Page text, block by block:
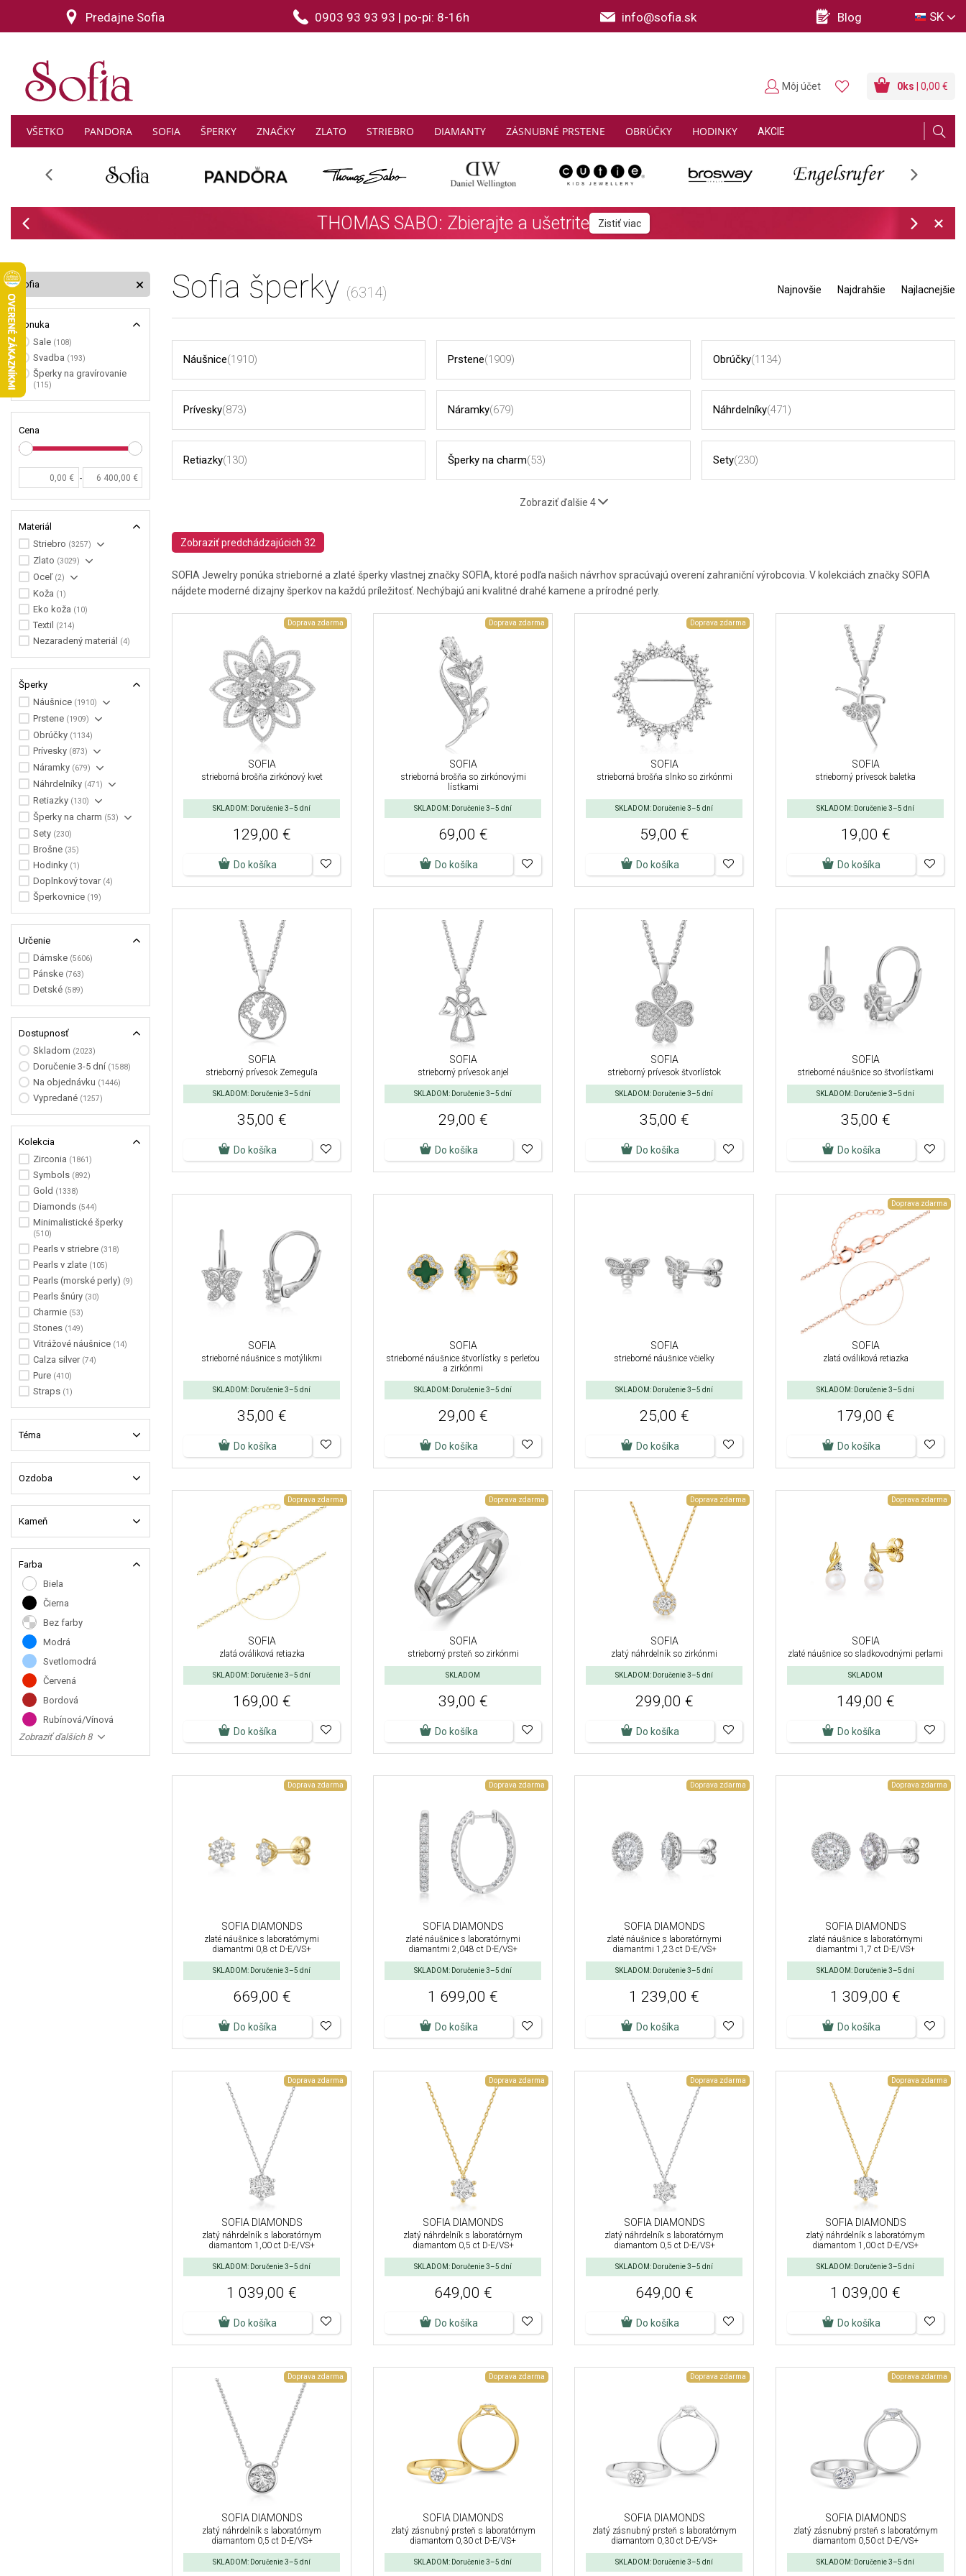
Predajne Sofia 0903 93 93 93 | po-pi: 8-16h info@sofia.sk Blog SK
VŠETKO PANDORA SOFIA ŠPERKY ZNAČKY ZLATO STRIEBRO DIAMANTY ZÁSNUBNÉ PRSTENE OBRÚČKY HODINKY AKCIE
0ks | 0,00 €
Môj účet
-30% na 2 a viac SOFIA náramkov z polodrahokamov
Sofia
Ponuka
Sale (108)
Svadba (193)
Šperky na gravírovanie
(115)
Cena
-
Materiál
Striebro (3257)
Zlato (3029)
Oceľ (2)
Koža (1)
Eko koža (10)
Textil (214)
Nezaradený materiál (4)
Šperky
Náušnice (1910)
Prstene (1909)
Obrúčky (1134)
Prívesky (873)
Náramky (679)
Náhrdelníky (471)
Retiazky (130)
Šperky na charm (53)
Sety (230)
Brošne (35)
Hodinky (1)
Doplnkový tovar(4)
Šperkovnice (19)
Určenie
Dámske (5606)
Pánske (763)
Detské (589)
Dostupnosť
Skladom (2023)
Doručenie 3-5 dní (1588)
Na objednávku (1446)
Vypredané (1257)
Kolekcia
Zirconia (1861)
Symbols (892)
Gold (1338)
Diamonds (544)
Minimalistické šperky
(510)
Pearls v striebre (318)
Pearls v zlate (105)
Pearls (morské perly) (9)
Pearls šnúry (30)
Charmie (53)
Stones (149)
Vitrážové náušnice (14)
Calza silver(74)
Pure (410)
Straps (1)
Téma
Ozdoba
Kameň
Farba
Biela
Čierna
Bez farby
Modrá
Svetlomodrá
Červená
Bordová
Rubínová/Vínová
Zobraziť ďalších 8
Sofia šperky (6314) Najnovšie Najdrahšie Najlacnejšie
Náušnice(1910) Prstene(1909) Obrúčky(1134)
Prívesky(873) Náramky(679) Náhrdelníky(471)
Retiazky(130) Šperky na charm(53) Sety(230)
Zobraziť ďalšie 4
Zobraziť predchádzajúcich 32
SOFIA Jewelry ponúka strieborné a zlaté šperky vlastnej značky SOFIA, ktoré podľa našich návrhov spracúvajú overení zahraniční výrobcovia. V kolekciách značky SOFIA
nájdete moderné dizajny šperkov na každú príležitosť. Nechýbajú ani kvalitné drahé kamene a prírodné perly.
Doprava zdarma
SOFIA
strieborná brošňa zirkónový kvet
SKLADOM: Doručenie 3–5 dní
129,00 €
Do košíka
Doprava zdarma
SOFIA
strieborná brošňa so zirkónovými
lístkami
SKLADOM: Doručenie 3–5 dní
69,00 €
Do košíka
Doprava zdarma
SOFIA
strieborná brošňa slnko so zirkónmi
SKLADOM: Doručenie 3–5 dní
59,00 €
Do košíka
SOFIA
strieborný prívesok baletka
SKLADOM: Doručenie 3–5 dní
19,00 €
Do košíka
SOFIA
strieborný prívesok Zemeguľa
SKLADOM: Doručenie 3–5 dní
35,00 €
Do košíka
SOFIA
strieborný prívesok anjel
SKLADOM: Doručenie 3–5 dní
29,00 €
Do košíka
SOFIA
strieborný prívesok štvorlístok
SKLADOM: Doručenie 3–5 dní
35,00 €
Do košíka
SOFIA
strieborné náušnice so štvorlístkami
SKLADOM: Doručenie 3–5 dní
35,00 €
Do košíka
SOFIA
strieborné náušnice s motýlikmi
SKLADOM: Doručenie 3–5 dní
35,00 €
Do košíka
SOFIA
strieborné náušnice štvorlístky s perleťou
a zirkónmi
SKLADOM: Doručenie 3–5 dní
29,00 €
Do košíka
SOFIA
strieborné náušnice včielky
SKLADOM: Doručenie 3–5 dní
25,00 €
Do košíka
Doprava zdarma
SOFIA
zlatá ováliková retiazka
SKLADOM: Doručenie 3–5 dní
179,00 €
Do košíka
Doprava zdarma
SOFIA
zlatá ováliková retiazka
SKLADOM: Doručenie 3–5 dní
169,00 €
Do košíka
Doprava zdarma
SOFIA
strieborný prsteň so zirkónmi
SKLADOM
39,00 €
Do košíka
Doprava zdarma
SOFIA
zlatý náhrdelník so zirkónmi
SKLADOM: Doručenie 3–5 dní
299,00 €
Do košíka
Doprava zdarma
SOFIA
zlaté náušnice so sladkovodnými perlami
SKLADOM
149,00 €
Do košíka
Doprava zdarma
SOFIA DIAMONDS
zlaté náušnice s laboratórnymi
diamantmi 0,8 ct D-E/VS+
SKLADOM: Doručenie 3–5 dní
669,00 €
Do košíka
Doprava zdarma
SOFIA DIAMONDS
zlaté náušnice s laboratórnymi
diamantmi 2,048 ct D-E/VS+
SKLADOM: Doručenie 3–5 dní
1 699,00 €
Do košíka
Doprava zdarma
SOFIA DIAMONDS
zlaté náušnice s laboratórnymi
diamantmi 1,23 ct D-E/VS+
SKLADOM: Doručenie 3–5 dní
1 239,00 €
Do košíka
Doprava zdarma
SOFIA DIAMONDS
zlaté náušnice s laboratórnymi
diamantmi 1,7 ct D-E/VS+
SKLADOM: Doručenie 3–5 dní
1 309,00 €
Do košíka
Doprava zdarma
SOFIA DIAMONDS
zlatý náhrdelník s laboratórnym
diamantom 1,00 ct D-E/VS+
SKLADOM: Doručenie 3–5 dní
1 039,00 €
Do košíka
Doprava zdarma
SOFIA DIAMONDS
zlatý náhrdelník s laboratórnym
diamantom 0,5 ct D-E/VS+
SKLADOM: Doručenie 3–5 dní
649,00 €
Do košíka
Doprava zdarma
SOFIA DIAMONDS
zlatý náhrdelník s laboratórnym
diamantom 0,5 ct D-E/VS+
SKLADOM: Doručenie 3–5 dní
649,00 €
Do košíka
Doprava zdarma
SOFIA DIAMONDS
zlatý náhrdelník s laboratórnym
diamantom 1,00 ct D-E/VS+
SKLADOM: Doručenie 3–5 dní
1 039,00 €
Do košíka
Doprava zdarma
SOFIA DIAMONDS
zlatý náhrdelník s laboratórnym
diamantom 0,5 ct D-E/VS+
SKLADOM: Doručenie 3–5 dní
Doprava zdarma
SOFIA DIAMONDS
zlatý zásnubný prsteň s laboratórnym
diamantom 0,30 ct D-E/VS+
SKLADOM: Doručenie 3–5 dní
Doprava zdarma
SOFIA DIAMONDS
zlatý zásnubný prsteň s laboratórnym
diamantom 0,30 ct D-E/VS+
SKLADOM: Doručenie 3–5 dní
Doprava zdarma
SOFIA DIAMONDS
zlatý zásnubný prsteň s laboratórnym
diamantom 0,50 ct D-E/VS+
SKLADOM: Doručenie 3–5 dní